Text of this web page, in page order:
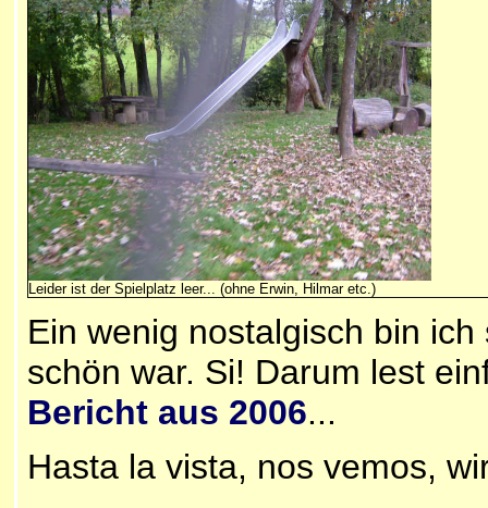
Leider ist der Spielplatz leer... (ohne Erwin, Hilmar etc.)
Ein wenig nostalgisch bin
schön war. Si! Darum lest
Bericht aus 2006...
Hasta la vista, nos vemos,